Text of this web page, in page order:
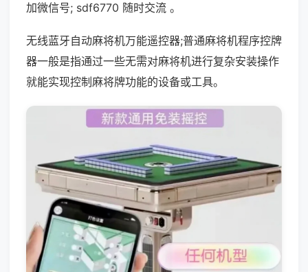
加微信号; sdf6770 随时交流 。
无线蓝牙自动麻将机万能遥控器;普通麻将机程序控牌
器一般是指通过一些无需对麻将机进行复杂安装操作
就能实现控制麻将牌功能的设备或工具。